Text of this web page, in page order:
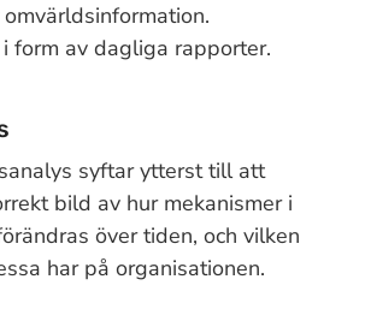
form av dagliga rapporter.
syftar ytterst till att
bild av hur mekanismer i
över tiden, och vilken
har på organisationen.